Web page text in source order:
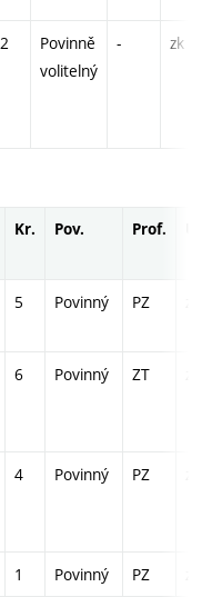
2
Povinně
volitelný
- zk
Kr. Pov. Prof.
5 Povinný PZ
6 Povinný ZT
4 Povinný PZ
1 Povinný PZ